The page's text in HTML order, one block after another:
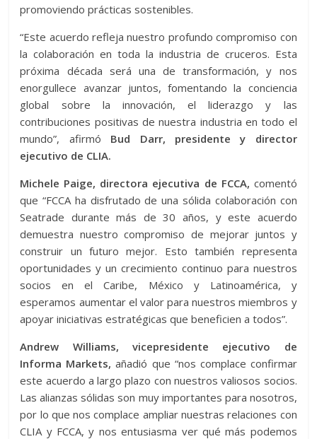
promoviendo prácticas sostenibles.
“Este acuerdo refleja nuestro profundo compromiso con
la colaboración en toda la industria de cruceros. Esta
próxima década será una de transformación, y nos
enorgullece avanzar juntos, fomentando la conciencia
global sobre la innovación, el liderazgo y las
contribuciones positivas de nuestra industria en todo el
mundo”, afirmó Bud Darr, presidente y director
ejecutivo de CLIA.
Michele Paige, directora ejecutiva de FCCA, comentó
que “FCCA ha disfrutado de una sólida colaboración con
Seatrade durante más de 30 años, y este acuerdo
demuestra nuestro compromiso de mejorar juntos y
construir un futuro mejor. Esto también representa
oportunidades y un crecimiento continuo para nuestros
socios en el Caribe, México y Latinoamérica, y
esperamos aumentar el valor para nuestros miembros y
apoyar iniciativas estratégicas que beneficien a todos”.
Andrew Williams, vicepresidente ejecutivo de
Informa Markets, añadió que “nos complace confirmar
este acuerdo a largo plazo con nuestros valiosos socios.
Las alianzas sólidas son muy importantes para nosotros,
por lo que nos complace ampliar nuestras relaciones con
CLIA y FCCA, y nos entusiasma ver qué más podemos